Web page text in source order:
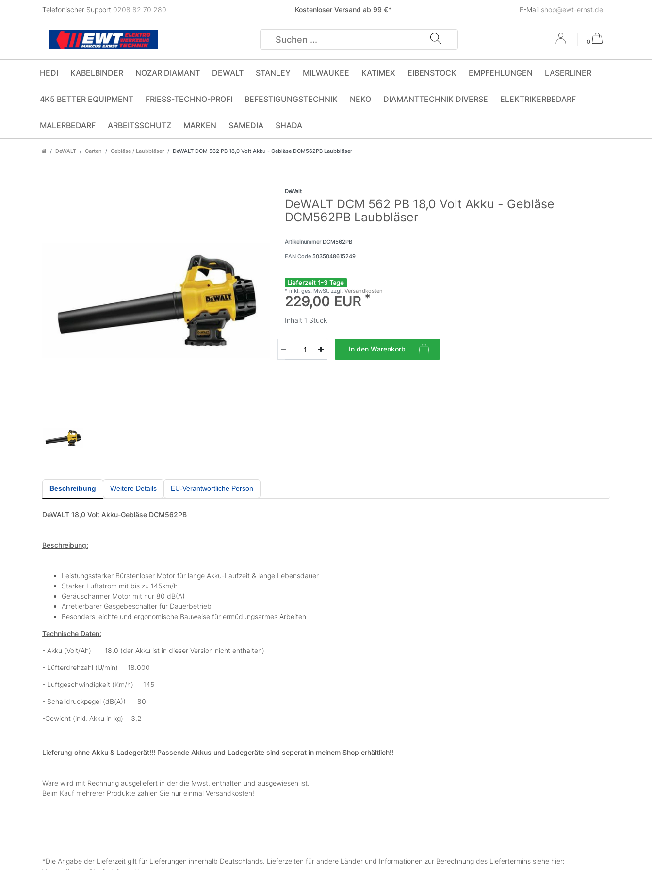
Telefonischer Support 0208 82 70 280 Kostenloser Versand ab 99 €* E-Mail shop@ewt-ernst.de
0
HEDI KABELBINDER NOZAR DIAMANT DEWALT STANLEY MILWAUKEE KATIMEX EIBENSTOCK EMPFEHLUNGEN LASERLINER
4K5 BETTER EQUIPMENT FRIESS-TECHNO-PROFI BEFESTIGUNGSTECHNIK NEKO DIAMANTTECHNIK DIVERSE ELEKTRIKERBEDARF
MALERBEDARF ARBEITSSCHUTZ MARKEN SAMEDIA SHADA
DeWALT Garten Gebläse / Laubbläser DeWALT DCM 562 PB 18,0 Volt Akku - Gebläse DCM562PB Laubbläser
DeWalt
DeWALT DCM 562 PB 18,0 Volt Akku - Gebläse
DCM562PB Laubbläser
Artikelnummer DCM562PB
EAN Code 5035048615249
Lieferzeit 1-3 Tage
* inkl. ges. MwSt. zzgl. Versandkosten
229,00 EUR *
Inhalt 1 Stück
In den Warenkorb
Beschreibung Weitere Details EU-Verantwortliche Person
DeWALT 18,0 Volt Akku-Gebläse DCM562PB
Beschreibung:
Leistungsstarker Bürstenloser Motor für lange Akku-Laufzeit & lange Lebensdauer
Starker Luftstrom mit bis zu 145km/h
Geräuscharmer Motor mit nur 80 dB(A)
Arretierbarer Gasgebeschalter für Dauerbetrieb
Besonders leichte und ergonomische Bauweise für ermüdungsarmes Arbeiten
Technische Daten:
- Akku (Volt/Ah) 18,0 (der Akku ist in dieser Version nicht enthalten)
- Lüfterdrehzahl (U/min) 18.000
- Luftgeschwindigkeit (Km/h) 145
- Schalldruckpegel (dB(A)) 80
-Gewicht (inkl. Akku in kg) 3,2
Lieferung ohne Akku & Ladegerät!!! Passende Akkus und Ladegeräte sind seperat in meinem Shop erhältlich!!
Ware wird mit Rechnung ausgeliefert in der die Mwst. enthalten und ausgewiesen ist.
Beim Kauf mehrerer Produkte zahlen Sie nur einmal Versandkosten!
*Die Angabe der Lieferzeit gilt für Lieferungen innerhalb Deutschlands. Lieferzeiten für andere Länder und Informationen zur Berechnung des Liefertermins siehe hier: